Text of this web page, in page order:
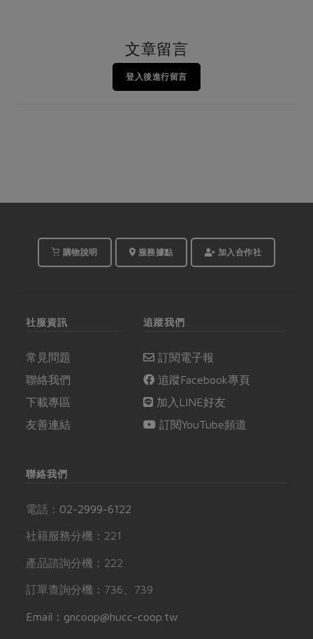
文章留言
登入後進行留言
購物說明 服務據點 加入合作社
社服資訊
常見問題
聯絡我們
下載專區
友善連結
追蹤我們
訂閱電子報
追蹤Facebook專頁
加入LINE好友
訂閱YouTube頻道
聯絡我們
電話： 02-2999-6122
社籍服務分機：221
產品諮詢分機：222
訂單查詢分機：736、739
Email：gncoop@hucc-coop.tw